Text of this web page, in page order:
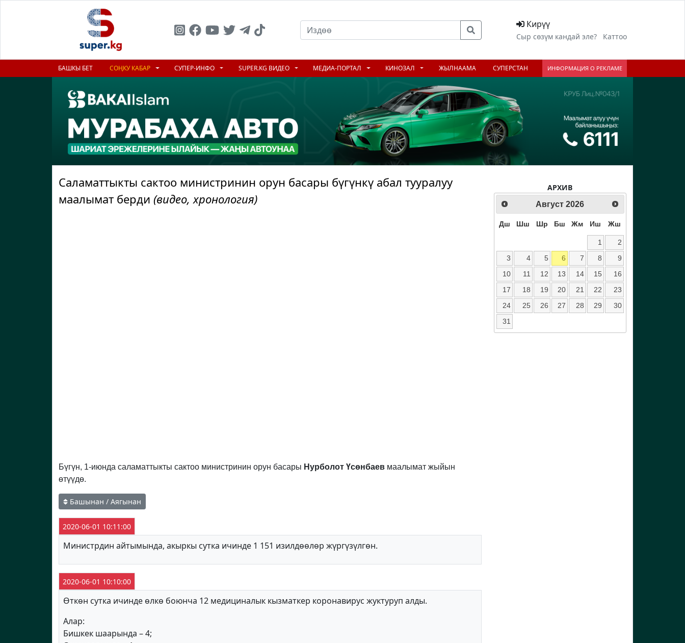
Кирүү
Сыр сөзүм кандай эле? Каттоо
БАШКЫ БЕТ СОҢКУ КАБАР СУПЕР-ИНФО SUPER.KG ВИДЕО МЕДИА-ПОРТАЛ КИНОЗАЛ ЖЫЛНААМА СУПЕРСТАН ИНФОРМАЦИЯ О РЕКЛАМЕ
Саламаттыкты сактоо министринин орун басары бүгүнкү абал тууралуу
маалымат берди (видео, хронология)
Бүгүн, 1-июнда саламаттыкты сактоо министринин орун басары Нурболот Үсөнбаев маалымат жыйын
өтүүдө.
Башынан / Аягынан
2020-06-01 10:11:00
Министрдин айтымында, акыркы сутка ичинде 1 151 изилдөөлөр жүргүзүлгөн.
2020-06-01 10:10:00
Өткөн сутка ичинде өлкө боюнча 12 медициналык кызматкер коронавирус жуктуруп алды.
Алар:
Бишкек шаарында – 4;
АРХИВ
Август 2026
Дш Шш Шр Бш Жм Иш Жш
1
2
3
4 5 6 7 8
9
10
11 12 13 14 15
16
17
18 19 20 21 22
23
24
25 26 27 28 29
30
31